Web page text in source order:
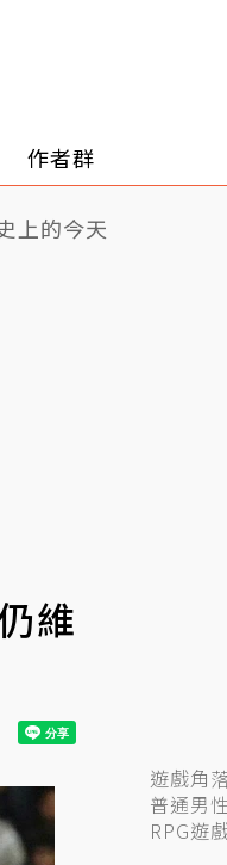
作者群
上的今天
維
遊戲角
普通男
RPG遊